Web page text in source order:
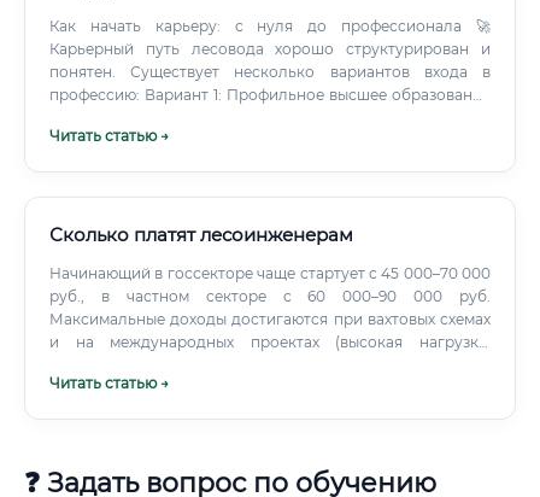
Как начать карьеру: с нуля до профессионала 🚀
Карьерный путь лесовода хорошо структурирован и
понятен. Существует несколько вариантов входа в
профессию: Вариант 1: Профильное высшее образование
специалистов по направлениям «Лесное дело»,
университет леса Уральский государственный
государственный университет науки и технологий
(Красноярск) Вариант 2: Среднее профессиональное
образование Многочисленные лесные техникумы и
колледжи по всей стране.
Читать статью →
Сколько платят лесоинженерам
Начинающий в госсекторе чаще стартует с 45 000–70 000
руб., в частном секторе с 60 000–90 000 руб.
Максимальные доходы достигаются при вахтовых схемах
и на международных проектах (высокая нагрузка,
Читать статью →
❓ Задать вопрос по обучению